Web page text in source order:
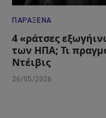
ΠΑΡΆΞΕΝΑ
4 «ράτσες
των ΗΠΑ; Τι
Ντέιβις
26/05/2026